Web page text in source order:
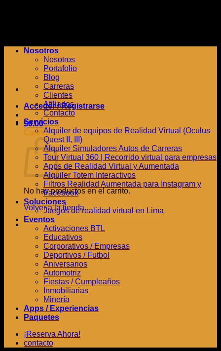
Acceder / Registrarse
$0.00
Carrito
No hay productos en el carrito.
Volver a la tienda
Nosotros
Nosotros
Portafolio
Blog
Carreras
Clientes
Afiliados
Contacto
Servicios
Alquiler de equipos de Realidad Virtual (Oculus
Quest II, III)
Alquiler Simuladores Autos de Carreras
Tour Virtual 360 | Recorrido virtual para empresas
Apps de Realidad Virtual y Aumentada
Alquiler Totem Interactivos
Filtros Realidad Aumentada para Instagram y
Facebook
Soluciones
Juegos de realidad virtual en Lima
Eventos
Activaciones BTL
Educativos
Corporativos / Empresas
Deportivos / Futbol
Aniversarios
Automotriz
Fiestas / Cumpleaños
Inmobiliarias
Minería
Apps / Experiencias
Paquetes
¡Reserva Ahora!
contacto